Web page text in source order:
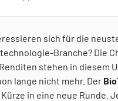
sich für die
Branche? Die
stehen in diesem
lange nicht mehr. Der
in eine neue Runde.